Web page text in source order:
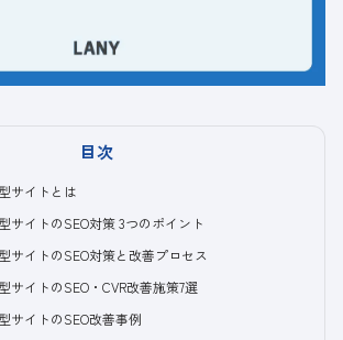
目次
サイトとは
サイトのSEO対策 3つのポイント
サイトのSEO対策と改善プロセス
サイトのSEO・CVR改善施策7選
サイトのSEO改善事例